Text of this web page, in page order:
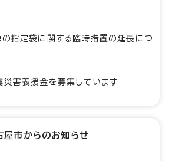
の指定袋に関する臨時措置の延長につ
害義援金を募集しています
屋市からのお知らせ